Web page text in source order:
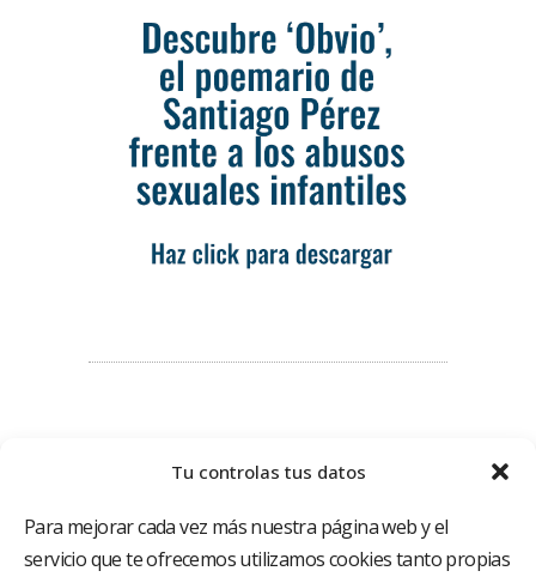
Tu controlas tus datos
Para mejorar cada vez más nuestra página web y el
servicio que te ofrecemos utilizamos cookies tanto propias